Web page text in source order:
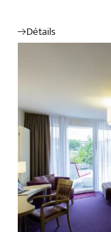
Détails